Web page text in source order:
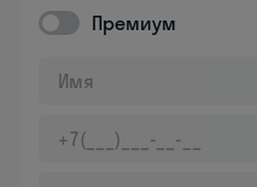
Премиум